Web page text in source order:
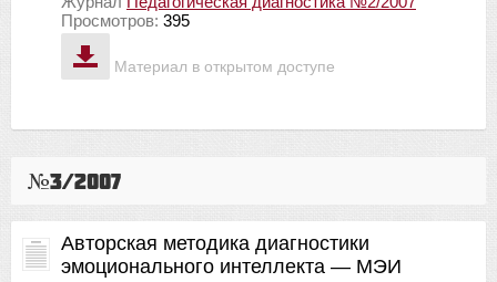
Материал в открытом доступе
Просмотров: 395
№3/2007
Авторская методика диагностики
эмоционального интеллекта — МЭИ